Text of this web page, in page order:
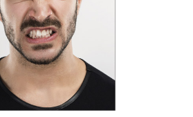
לחץ לצפייה
בהמלצה
Hedva Mettoudi
בגרות 3 יחידות
ציון 100